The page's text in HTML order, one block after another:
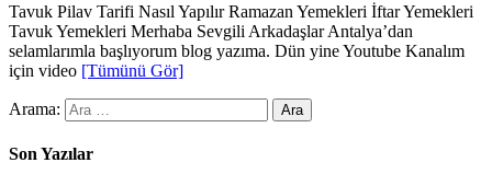
Tavuk Pilav Tarifi Nasıl Yapılır Ramazan Yemekleri İftar Yemekleri
Tavuk Yemekleri Merhaba Sevgili Arkadaşlar Antalya’dan
selamlarımla başlıyorum blog yazıma. Dün yine Youtube Kanalım
için video [Tümünü Gör]
Arama:
Son Yazılar